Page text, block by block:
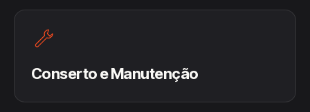
Conserto e Manutenção